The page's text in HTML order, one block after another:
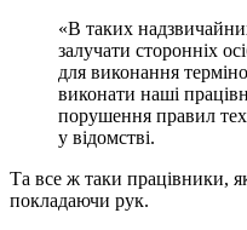
«В таких
залучати сторонніх
для виконання
виконати наші
порушення правил
у відомстві.
Та все ж таки працівники,
покладаючи рук.